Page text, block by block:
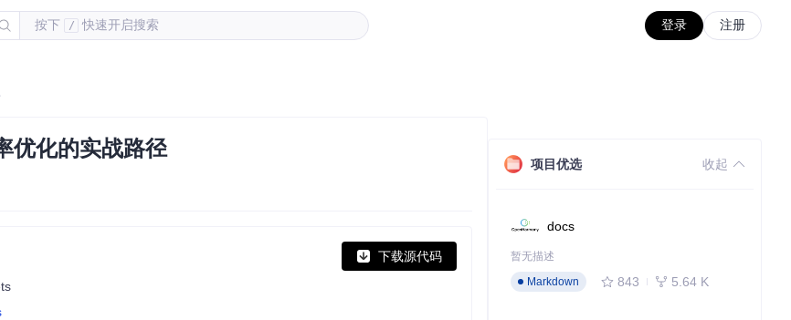
按下 / 快速开启搜索 登录 注册
优化的实战路径
下载源代码
项目优选 收起
docs
暂无描述
Markdown
843 5.64 K